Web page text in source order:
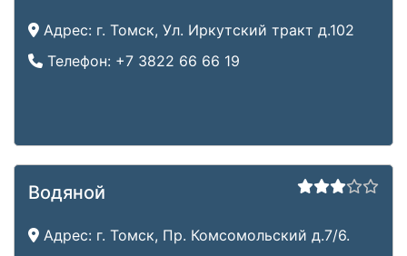
Адрес: г. Томск, Ул. Иркутский тракт д.102
Телефон: +7 3822 66 66 19
Водяной
Адрес: г. Томск, Пр. Комсомольский д.7/6.